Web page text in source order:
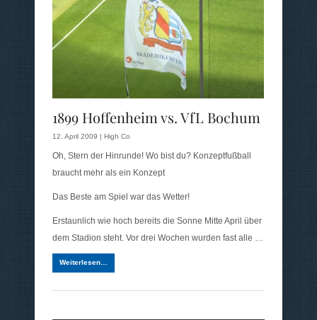
1899 Hoffenheim vs. VfL Bochum
12. April 2009 | High Co
Oh, Stern der Hinrunde! Wo bist du? Konzeptfußball
braucht mehr als ein Konzept
Das Beste am Spiel war das Wetter!
Erstaunlich wie hoch bereits die Sonne Mitte April über
dem Stadion steht. Vor drei Wochen wurden fast alle …
Weiterlesen…